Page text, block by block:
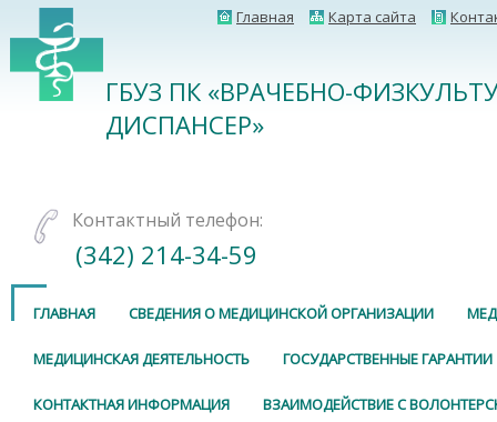
Главная Карта сайта
ГБУЗ ПК «ВРАЧЕБНО-
ДИСПАНСЕР»
Контактный телефон:
(342) 214-34-59
ГЛАВНАЯ СВЕДЕНИЯ О МЕДИЦИНСКОЙ ОРГАНИЗАЦИИ
МЕДИЦИНСКАЯ ДЕЯТЕЛЬНОСТЬ ГОСУДАРСТВЕННЫЕ ГАРАНТИИ
КОНТАКТНАЯ ИНФОРМАЦИЯ ВЗАИМОДЕЙСТВИЕ С